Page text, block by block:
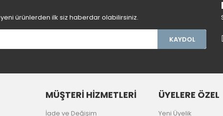
ürünlerden ilk siz haberdar olabilirsiniz.
KAYDOL
MÜŞTERİ HİZMETLERİ
İade ve Değişim
ÜYELERE ÖZEL
Yeni Üyelik